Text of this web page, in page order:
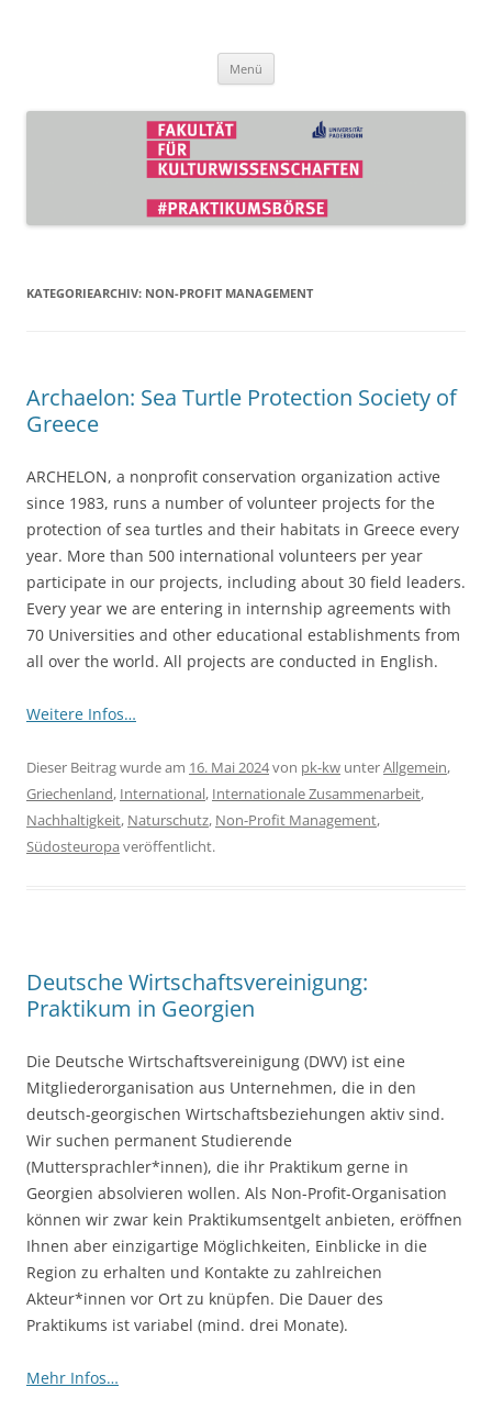
Kulturwissenschaften
Menü
KATEGORIEARCHIV: NON-PROFIT MANAGEMENT
Archaelon: Sea Turtle Protection Society of
Greece
ARCHELON, a nonprofit conservation organization active
since 1983, runs a number of volunteer projects for the
protection of sea turtles and their habitats in Greece every
year. More than 500 international volunteers per year
participate in our projects, including about 30 field leaders.
Every year we are entering in internship agreements with
70 Universities and other educational establishments from
all over the world. All projects are conducted in English.
Weitere Infos…
Dieser Beitrag wurde am 16. Mai 2024von pk-kw unterAllgemein,
Griechenland, International, Internationale Zusammenarbeit,
Nachhaltigkeit, Naturschutz, Non-Profit Management,
Südosteuropa veröffentlicht.
Deutsche Wirtschaftsvereinigung:
Praktikum in Georgien
Die Deutsche Wirtschaftsvereinigung (DWV) ist eine
Mitgliederorganisation aus Unternehmen, die in den
deutsch-georgischen Wirtschaftsbeziehungen aktiv sind.
Wir suchen permanent Studierende
(Muttersprachler*innen), die ihr Praktikum gerne in
Georgien absolvieren wollen. Als Non-Profit-Organisation
können wir zwar kein Praktikumsentgelt anbieten, eröffnen
Ihnen aber einzigartige Möglichkeiten, Einblicke in die
Region zu erhalten und Kontakte zu zahlreichen
Akteur*innen vor Ort zu knüpfen. Die Dauer des
Praktikums ist variabel (mind. drei Monate).
Mehr Infos…